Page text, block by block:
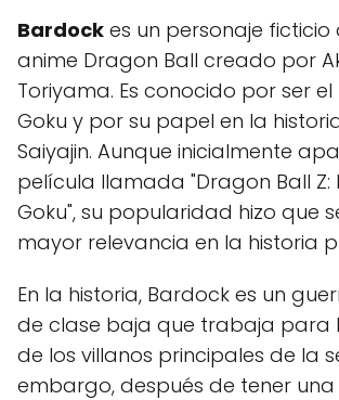
Bardock es un personaje
anime Dragon Ball creado por
Toriyama. Es conocido por ser
Goku y por su papel en la
Saiyajin. Aunque inicialmente
película llamada "Dragon Ball Z:
Goku", su popularidad hizo que
mayor relevancia en la historia
En la historia, Bardock es un
de clase baja que trabaja para
de los villanos principales de la
embargo, después de tener una